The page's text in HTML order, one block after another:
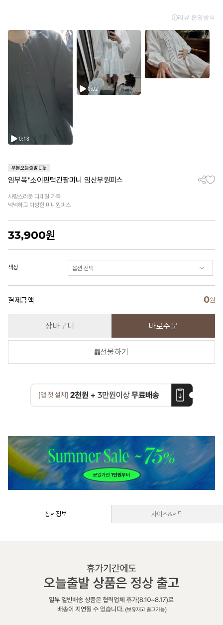
임부복*소이핀턱긴팔미니 임산부원피스
사랑스러운 디테일 가득
넉넉하고 아방한 미니원피스
33,900원
색상
결제금액 0원
장바구니 바로주문
선물하기
상세정보 사이즈&세탁